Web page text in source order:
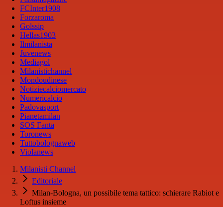
FCInter1908
Forzaroma
Golssip
Hellas1903
Ilmilanista
Juvenews
Mediagol
Milanistichannel
Mondoudinese
Notiziecalciomercato
Numericalcio
Padovasport
Pianetamilan
SOS Fanta
Toronews
Tuttobolognaweb
Violanews
Milanisti Channel
Editoriale
Milan-Bologna, un possibile tema tattico: schierare Rabiot e
Loftus insieme